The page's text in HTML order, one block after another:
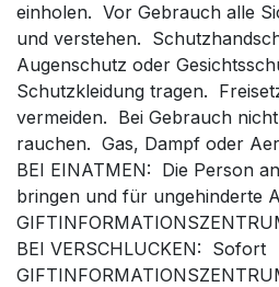
einholen. Vor Gebrauch alle
und verstehen.
Augenschutz oder
Schutzkleidung tragen.
vermeiden. Bei Gebrauch
rauchen. Gas, Dampf oder
BEI EINATMEN: Die Person
bringen und für ungehinderte
BEI VERSCHLUCKEN: Sofort